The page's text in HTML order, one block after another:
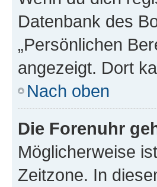
Datenbank des
„Persönlichen
angezeigt. Dort
Nach oben
Die Forenuhr
Möglicherweise
Zeitzone. In